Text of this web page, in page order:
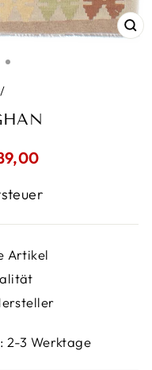
/
Artikel
2-3 Werktage